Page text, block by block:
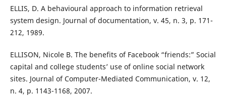
ELLIS, D. A behavioural approach to information retrieval
system design. Journal of documentation, v. 45, n. 3, p. 171-
212, 1989.
ELLISON, Nicole B. The benefits of Facebook “friends:” Social
capital and college students’ use of online social network
sites. Journal of Computer-Mediated Communication, v. 12,
n. 4, p. 1143-1168, 2007.